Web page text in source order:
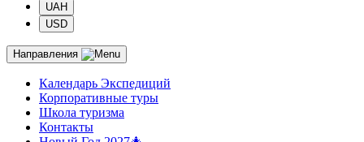
UAH
USD
Направления
Календарь Экспедиций
Корпоративные туры
Школа туризма
Контакты